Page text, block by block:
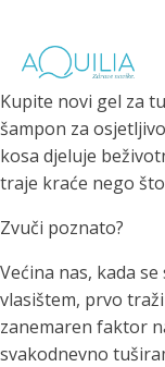
Kupite novi gel za
šampon za
kosa djeluje
traje kraće nego
Zvuči poznato?
Većina nas, kada
vlasištem, prvo
zanemaren faktor
svakodnevno
Tuš